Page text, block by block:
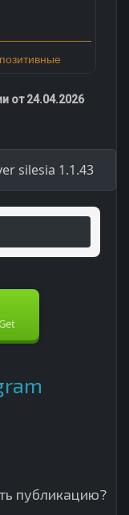
от 24.04.2026
silesia 1.1.43
публикацию?